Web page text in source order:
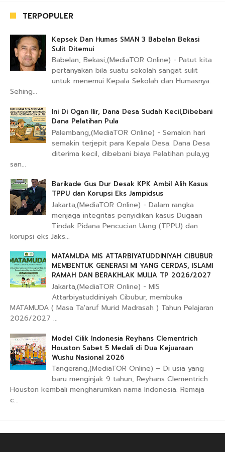
TERPOPULER
Kepsek Dan Humas SMAN 3 Babelan Bekasi
Sulit Ditemui
Babelan, Bekasi,(MediaTOR Online) - Patut kita
pertanyakan bila suatu sekolah sangat sulit
untuk menemui Kepala Sekolah dan Humasnya.
Sehing...
Ini Di Ogan Ilir, Dana Desa Sudah Kecil,Dibebani
Dana Pelatihan Pula
Palembang,(MediaTOR Online) - Semakin hari
semakin terjepit para Kepala Desa. Dana Desa
diterima kecil, dibebani biaya Pelatihan pula,yg
san...
Barikade Gus Dur Desak KPK Ambil Alih Kasus
TPPU dan Korupsi Eks Jampidsus
Jakarta,(MediaTOR Online) - Dalam rangka
menjaga integritas penyidikan kasus Dugaan
Tindak Pidana Pencucian Uang (TPPU) dan
korupsi eks Jaks...
MATAMUDA MIS ATTARBIYATUDDINIYAH CIBUBUR
MEMBENTUK GENERASI MI YANG CERDAS, ISLAMI
RAMAH DAN BERAKHLAK MULIA TP 2026/2027
Jakarta,(MediaTOR Online) - MIS
Attarbiyatuddiniyah Cibubur, membuka
MATAMUDA ( Masa Ta'aruf Murid Madrasah ) Tahun Pelajaran
2026/2027 ...
Model Cilik Indonesia Reyhans Clementrich
Houston Sabet 5 Medali di Dua Kejuaraan
Wushu Nasional 2026
Tangerang,(MediaTOR Online) – Di usia yang
baru menginjak 9 tahun, Reyhans Clementrich
Houston kembali mengharumkan nama Indonesia. Remaja
c...